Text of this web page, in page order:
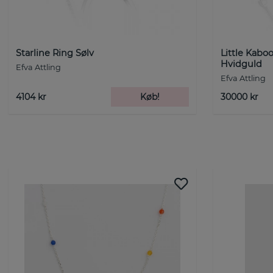
Starline Ring Sølv
Efva Attling
4104 kr Køb!
Little
Hvidguld
Efva Attling
30000 kr